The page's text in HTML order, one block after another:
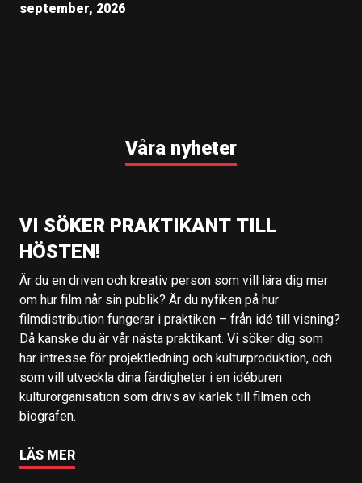
september, 2026
Våra nyheter
VI SÖKER PRAKTIKANT TILL
HÖSTEN!
Är du en driven och kreativ person som vill lära dig mer
om hur film når sin publik? Är du nyfiken på hur
filmdistribution fungerar i praktiken – från idé till visning?
Då kanske du är vår nästa praktikant. Vi söker dig som
har intresse för projektledning och kulturproduktion, och
som vill utveckla dina färdigheter i en idéburen
kulturorganisation som drivs av kärlek till filmen och
biografen.
LÄS MER